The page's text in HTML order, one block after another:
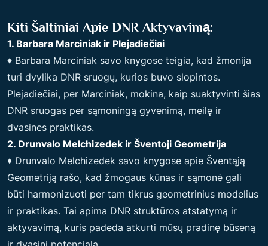
Kiti Šaltiniai Apie DNR Aktyvavimą:
1. Barbara Marciniak ir Plejadiečiai
♦ Barbara Marciniak savo knygose teigia, kad žmonija
turi dvylika DNR sruogų, kurios buvo slopintos.
Plejadiečiai, per Marciniak, mokina, kaip suaktyvinti šias
DNR sruogas per sąmoningą gyvenimą, meilę ir
dvasines praktikas.
2. Drunvalo Melchizedek ir Šventoji Geometrija
♦ Drunvalo Melchizedek savo knygose apie Šventąją
Geometriją rašo, kad žmogaus kūnas ir sąmonė gali
būti harmonizuoti per tam tikrus geometrinius modelius
ir praktikas. Tai apima DNR struktūros atstatymą ir
aktyvavimą, kuris padeda atkurti mūsų pradinę būseną